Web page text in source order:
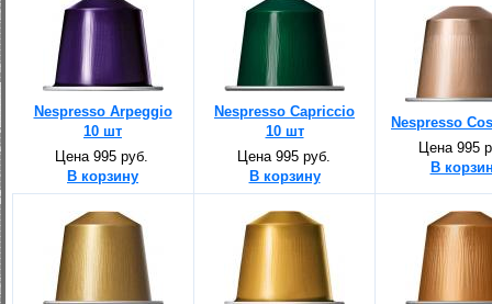
Nespresso Arpeggio
10 шт
Цена 995 руб.
В корзину
Nespresso Capriccio
10 шт
Цена 995 руб.
В корзину
Nespresso
Цена 995
В